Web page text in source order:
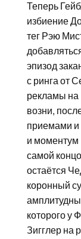
Теперь
избиение
тег Рэю
эпизод
с ринга от
рекламы на
возни,
приемами
и моментум
самой
остаётся
коронный
которого у
Зигглер на